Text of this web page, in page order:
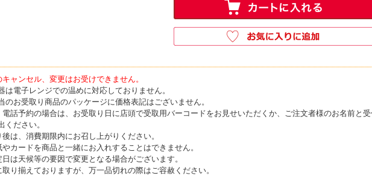
ャンセル、変更はお受けできません。
は電子レンジでの温めに対応しておりません。
のお受取り商品のパッケージに価格表記はございません。
電話予約の場合は、お受取り日に店頭で受取用バーコードをお見せいただくか、ご注文者様のお名前と
ください。
は、消費期限内にお召し上がりください。
カードを商品と一緒にお入れすることはできません。
は天候等の要因で変更となる場合がございます。
り揃えておりますが、万一品切れの際はご容赦ください。